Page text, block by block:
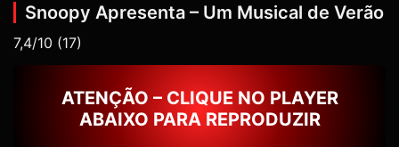
Snoopy Apresenta – Um Musical de Verão
7,4/10 (17)
ATENÇÃO – CLIQUE NO PLAYER
ABAIXO PARA REPRODUZIR